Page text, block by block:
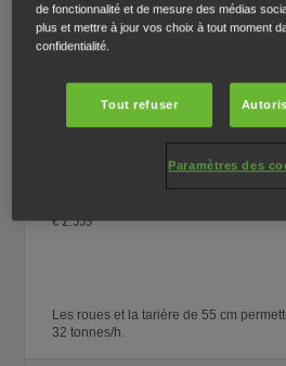
Sélectionnez une fraise à neige pour
€ 2.559
Les roues et la tarière de 55 cm
32 tonnes/h.
de fonctionnalité et de mesure des médias
plus et mettre à jour vos choix à tout moment
confidentialité.
Tout refuser
Paramètres des